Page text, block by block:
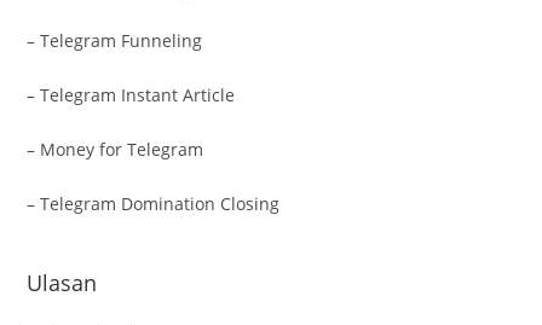
– Telegram Funneling
– Telegram Instant Article
– Money for Telegram
– Telegram Domination Closing
Ulasan